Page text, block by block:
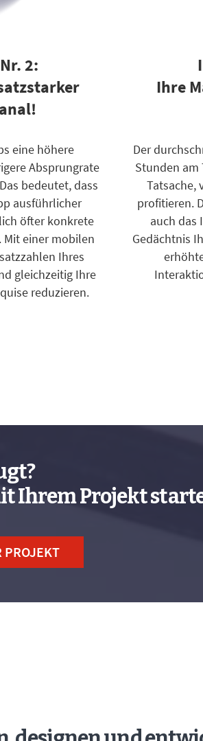
2:
eine höhere
Absprungrate
bedeutet, dass
ausführlicher
öfter konkrete
einer mobilen
Ihres
gleichzeitig Ihre
reduzieren.
Ihre
Der
Stunden am
Tatsache,
profitieren.
auch das
Gedächtnis
Ihrem Projekt
PROJEKT